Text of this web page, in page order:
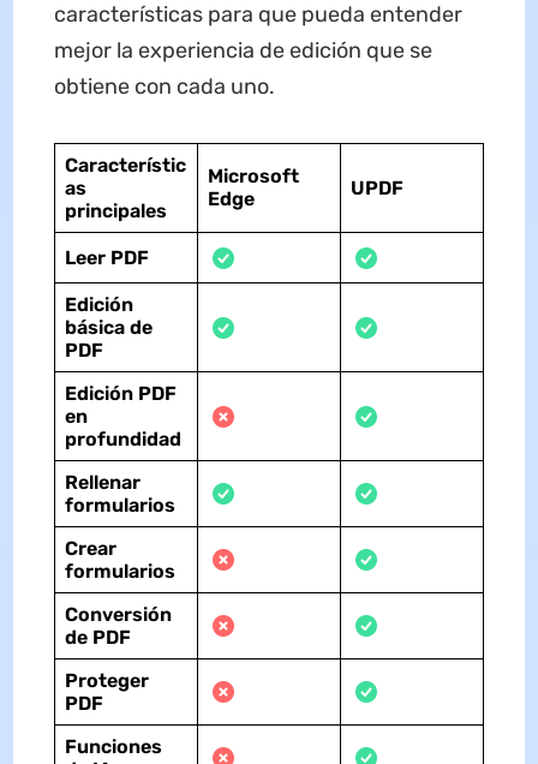
características para que pueda entender
mejor la experiencia de edición que se
obtiene con cada uno.
Característic
as
principales
Microsoft
Edge
UPDF
Leer PDF
Edición
básica de
PDF
Edición PDF
en
profundidad
Rellenar
formularios
Crear
formularios
Conversión
de PDF
Proteger
PDF
Funciones